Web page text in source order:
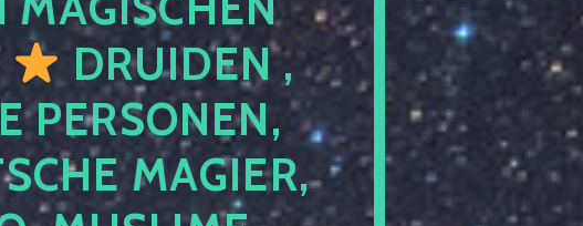
DRUIDEN ,
PERSONEN,
MAGIER,